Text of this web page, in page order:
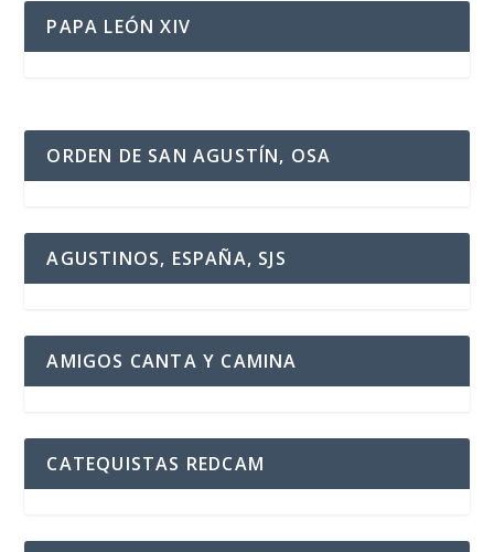
PAPA LEÓN XIV
ORDEN DE SAN AGUSTÍN, OSA
AGUSTINOS, ESPAÑA, SJS
AMIGOS CANTA Y CAMINA
CATEQUISTAS REDCAM